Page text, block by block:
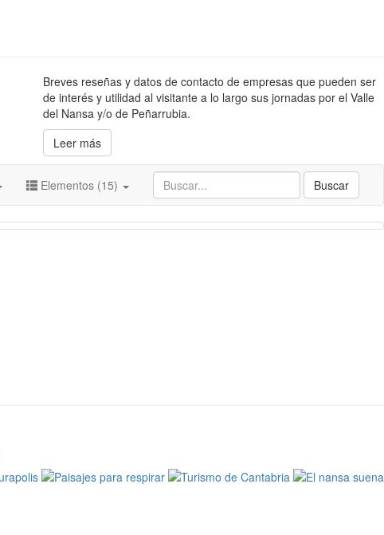
Breves reseñas y datos de contacto de empresas que pueden ser
de interés y utilidad al visitante a lo largo sus jornadas por el Valle
del Nansa y/o de Peñarrubia.
Leer más
Buscar
Elementos (15)